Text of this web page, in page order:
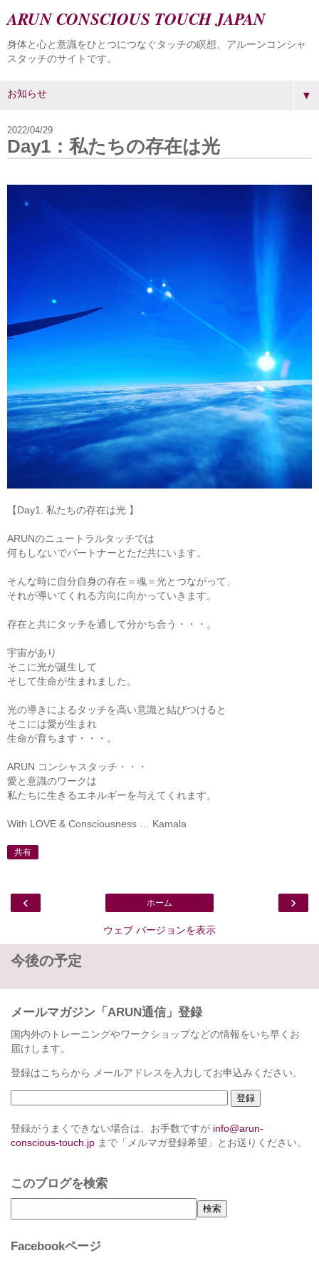
ARUN CONSCIOUS TOUCH JAPAN
身体と心と意識をひとつにつなぐタッチの瞑想、アルーンコンシャ
スタッチのサイトです。
▼
2022/04/29
Day1：私たちの存在は光
【Day1. 私たちの存在は光 】
ARUNのニュートラルタッチでは
何もしないでパートナーとただ共にいます。
そんな時に自分自身の存在＝魂＝光とつながって、
それが導いてくれる方向に向かっていきます。
存在と共にタッチを通して分かち合う・・・。
宇宙があり
そこに光が誕生して
そして生命が生まれました。
光の導きによるタッチを高い意識と結びつけると
そこには愛が生まれ
生命が育ちます・・・。
ARUN コンシャスタッチ・・・
愛と意識のワークは
私たちに生きるエネルギーを与えてくれます。
With LOVE & Consciousness … Kamala
共有
‹ ›
ホーム
ウェブ バージョンを表示
今後の予定
メールマガジン「ARUN通信」登録
国内外のトレーニングやワークショップなどの情報をいち早くお
届けします。
登録はこちらから メールアドレスを入力してお申込みください。
登録がうまくできない場合は、お手数ですが info@arun-
conscious-touch.jp まで「メルマガ登録希望」とお送りください。
このブログを検索
Facebookページ